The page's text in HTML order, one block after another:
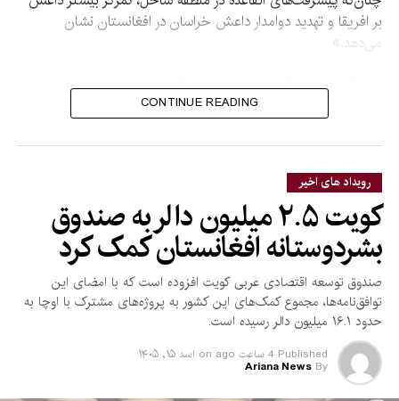
بر افریقا و تهدید دوامدار داعش خراسان در افغانستان نشان
می‌دهد.»
این اظهارات در حالی مطرح می‌شود که امارت اسلامی بارها ادعاها
درباره فعالیت گروه‌های تروریستی در افغانستان را رد کرده و
گفته‌است اجازه نخواهد داد از خاک این کشور علیه امنیت دیگر
کشورها استفاده شود.
CONTINUE READING
رویداد های اخیر
کویت ۲.۵ میلیون دالر به صندوق
بشردوستانه افغانستان کمک کرد
صندوق توسعه اقتصادی عربی کویت افزوده است که با امضای این
توافق‌نامه‌ها، مجموع کمک‌های این کشور به پروژه‌های مشترک با اوچا به
حدود ۱۶.۱ میلیون دالر رسیده است.
Published 4 ساعت ago on اسد ۱۵, ۱۴۰۵
By
Ariana News